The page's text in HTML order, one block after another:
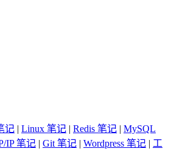
记 | Linux 笔记 | Redis 笔记 | MySQL
IP 笔记 | Git 笔记 | Wordpress 笔记 | 工